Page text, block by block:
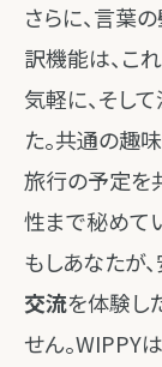
さらに、言葉
訳機能は、こ
気軽に、そし
た。共通の趣
旅行の予定を
性まで秘めて
もしあなたが
交流を体験し
せん。WIPPY